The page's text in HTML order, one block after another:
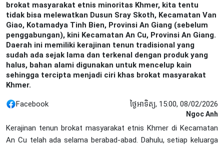
brokat masyarakat etnis minoritas Khmer, kita tentu
tidak bisa melewatkan Dusun Sray Skoth, Kecamatan Van
Giao, Kotamadya Tinh Bien, Provinsi An Giang (sebelum
penggabungan), kini Kecamatan An Cu, Provinsi An Giang.
Daerah ini memiliki kerajinan tenun tradisional yang
sudah ada sejak lama dan terkenal dengan produk yang
halus, bahan alami digunakan untuk mencelup kain
sehingga tercipta menjadi ciri khas brokat masyarakat
Khmer.
Facebook ថ្ងៃអាទិត្យ, 15:00, 08/02/2026
Ngoc Anh
Kerajinan tenun brokat masyarakat etnis Khmer di Kecamatan
An Cu telah ada selama berabad-abad. Dahulu, setiap keluarga